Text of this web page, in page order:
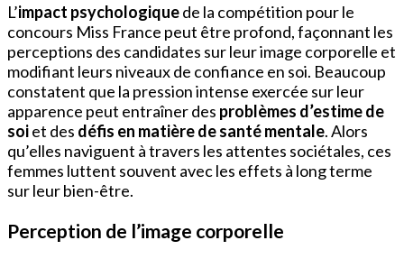
L’impact psychologiquede la compétition pour le
concours Miss France peut être profond, façonnant les
perceptions des candidates sur leur image corporelle et
modifiant leurs niveaux de confiance en soi. Beaucoup
constatent que la pression intense exercée sur leur
apparence peut entraîner des problèmes d’estime de
soiet des défis en matière de santé mentale. Alors
qu’elles naviguent à travers les attentes sociétales, ces
femmes luttent souvent avec les effets à long terme
sur leur bien-être.
Perception de l’image corporelle